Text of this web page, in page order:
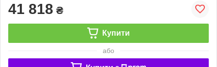
41 818 ₴
Купити
або